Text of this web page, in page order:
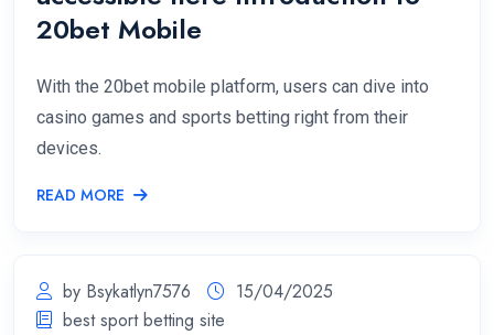
20bet Mobile
With the 20bet mobile platform, users can dive into
casino games and sports betting right from their
devices.
READ MORE
by Bsykatlyn7576
15/04/2025
best sport betting site